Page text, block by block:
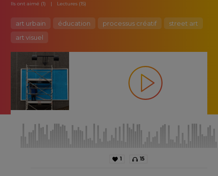
Ils ont aimé (1) Lectures (15)
art urbain éducation processus créatif
street art
art visuel
1 15